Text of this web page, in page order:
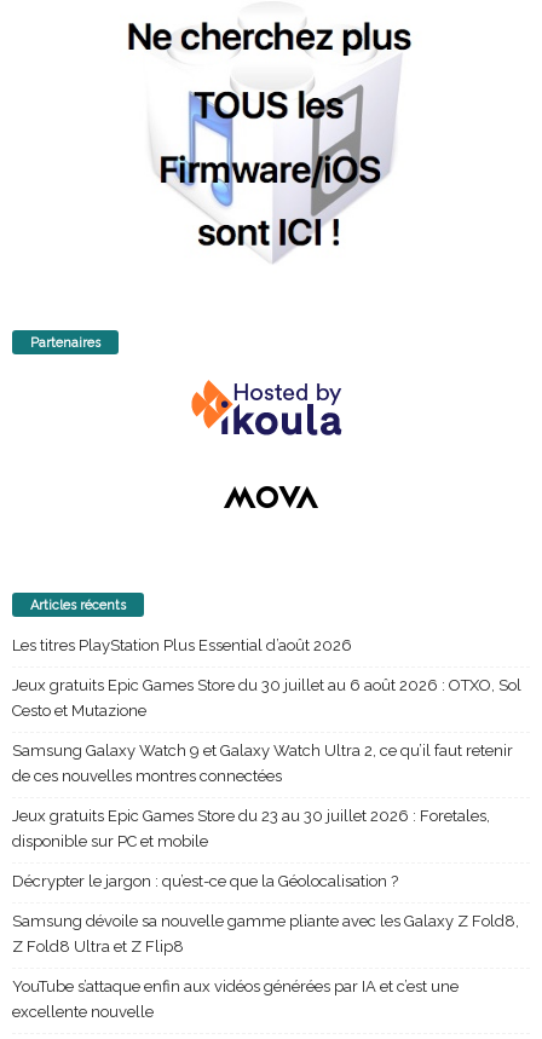
Partenaires
Articles récents
Les titres PlayStation Plus Essential d’août 2026
Jeux gratuits Epic Games Store du 30 juillet au 6 août 2026 : OTXO, Sol
Cesto et Mutazione
Samsung Galaxy Watch 9 et Galaxy Watch Ultra 2, ce qu’il faut retenir
de ces nouvelles montres connectées
Jeux gratuits Epic Games Store du 23 au 30 juillet 2026 : Foretales,
disponible sur PC et mobile
Décrypter le jargon : qu’est-ce que la Géolocalisation ?
Samsung dévoile sa nouvelle gamme pliante avec les Galaxy Z Fold8,
Z Fold8 Ultra et Z Flip8
YouTube s’attaque enfin aux vidéos générées par IA et c’est une
excellente nouvelle